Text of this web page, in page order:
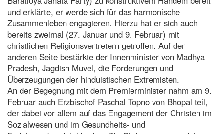
und erklärte, er werde sich für das harmonische
Zusammenleben engagieren. Hierzu hat er sich auch
bereits zweimal (27. Januar und 9. Februar) mit
christlichen Religionsvertretern getroffen. Auf der
anderen Seite bestärkte der Innenminister von Madhya
Pradesh, Jagdish Muvel, die Forderungen und
Überzeugungen der hinduistischen Extremisten.
An der Begegnung mit dem Premierminister nahm am 9.
Februar auch Erzbischof Paschal Topno von Bhopal teil,
der dabei vor allem auf das Engagement der Christen im
Sozialwesen und im Gesundheits- und